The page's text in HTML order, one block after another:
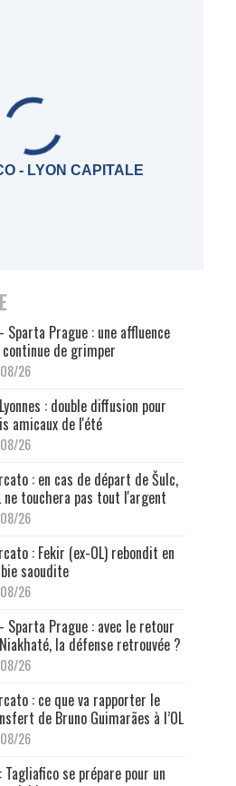
- LYON CAPITALE
Sparta Prague : une affluence
de grimper
26
: double diffusion pour
amicaux de l'été
26
: en cas de départ de Šulc,
ne touchera pas tout l'argent
26
: Fekir (ex-OL) rebondit en
saoudite
26
Sparta Prague : avec le retour
la défense retrouvée ?
26
: ce que va rapporter le
de Bruno Guimarães à l’OL
26
Tagliafico se prépare pour un